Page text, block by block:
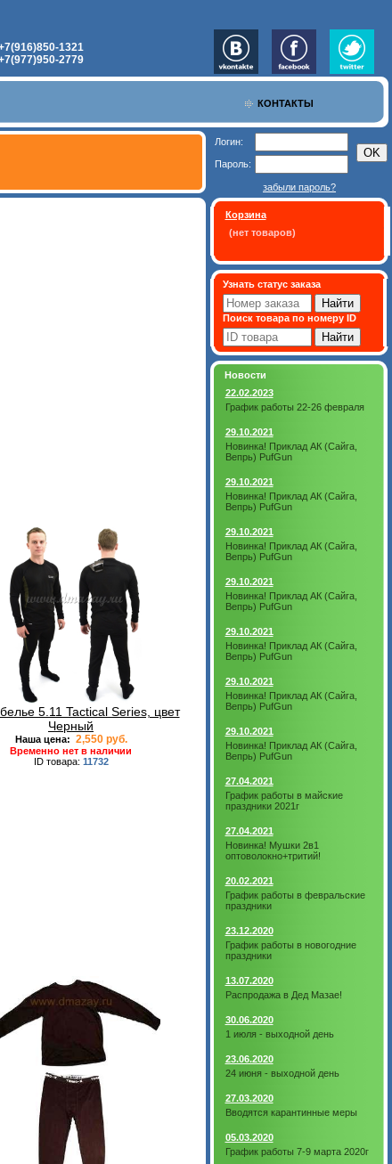
1321
2779
КОНТАКТЫ
5.11 Tactical Series, цвет
Черный
Наша цена: 2,550 руб.
Временно нет в наличии
ID товара: 11732
Логин:
Пароль:
забыли пароль?
Корзина
(нет товаров)
Узнать статус заказа
Поиск товара по номеру ID
Новости
22.02.2023
График работы 22-26 февраля
29.10.2021
Новинка! Приклад АК (Сайга,
Вепрь) PufGun
29.10.2021
Новинка! Приклад АК (Сайга,
Вепрь) PufGun
29.10.2021
Новинка! Приклад АК (Сайга,
Вепрь) PufGun
29.10.2021
Новинка! Приклад АК (Сайга,
Вепрь) PufGun
29.10.2021
Новинка! Приклад АК (Сайга,
Вепрь) PufGun
29.10.2021
Новинка! Приклад АК (Сайга,
Вепрь) PufGun
29.10.2021
Новинка! Приклад АК (Сайга,
Вепрь) PufGun
27.04.2021
График работы в майские
праздники 2021г
27.04.2021
Новинка! Мушки 2в1
оптоволокно+тритий!
20.02.2021
График работы в февральские
праздники
23.12.2020
График работы в новогодние
праздники
13.07.2020
Распродажа в Дед Мазае!
30.06.2020
1 июля - выходной день
23.06.2020
24 июня - выходной день
27.03.2020
Вводятся карантинные меры
05.03.2020
График работы 7-9 марта 2020г